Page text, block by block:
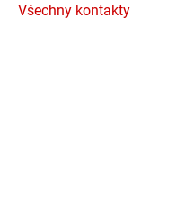
Všechny kontakty